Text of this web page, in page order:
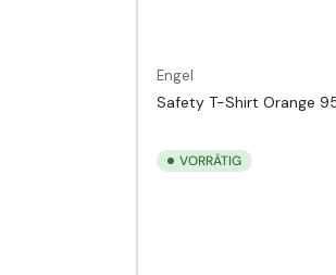
Engel
Safety T-Shirt Orange
VORRÄTIG